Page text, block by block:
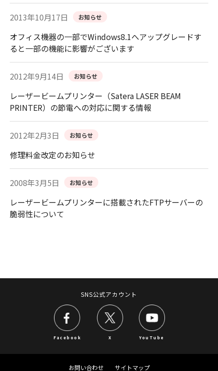
2013年10月17日 お知らせ
オフィス機器の一部でWindows8.1へアップグレードす
ると一部の機能に影響がございます
2012年9月14日 お知らせ
レーザービームプリンター（Satera LASER BEAM
PRINTER）の節電への対応に関する情報
2012年2月3日 お知らせ
修理料金改定のお知らせ
2008年3月5日 お知らせ
レーザービームプリンターに搭載されたFTPサーバーの
脆弱性について
SNS公式アカウント
Facebook X YouTube
お問い合わせ サイトマップ